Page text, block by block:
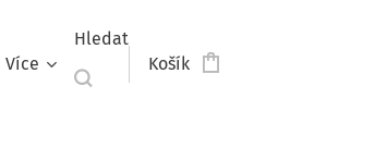
Více
Hledat
Košík